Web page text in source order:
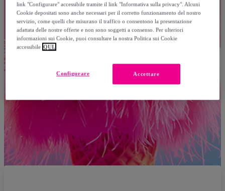
link "Configurare" accessibile tramite il link "Informativa sulla privacy". Alcuni
Cookie depositati sono anche necessari per il corretto funzionamento del nostro
servizio, come quelli che misurano il traffico o consentono la presentazione
adattata delle nostre offerte e non sono soggetti a consenso. Per ulteriori
informazioni sui Cookie, puoi consultare la nostra Politica sui Cookie
accessibile QUI.
Accettare
Configurare